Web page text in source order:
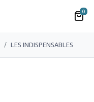
0
LES INDISPENSABLES